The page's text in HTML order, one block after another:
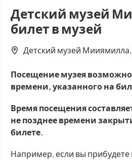
Детский музей
билет в музей
Детский музей Мииямилла,
Посещение музея возможно
времени, указанного на
Время посещения
не позднее времени
билете.
Например, если вы прибудете